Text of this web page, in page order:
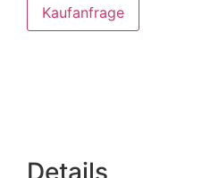
Kaufanfrage
Details